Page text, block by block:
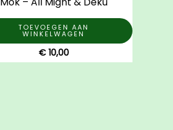
TOEVOEGEN AAN
WINKELWAGEN
€10,00